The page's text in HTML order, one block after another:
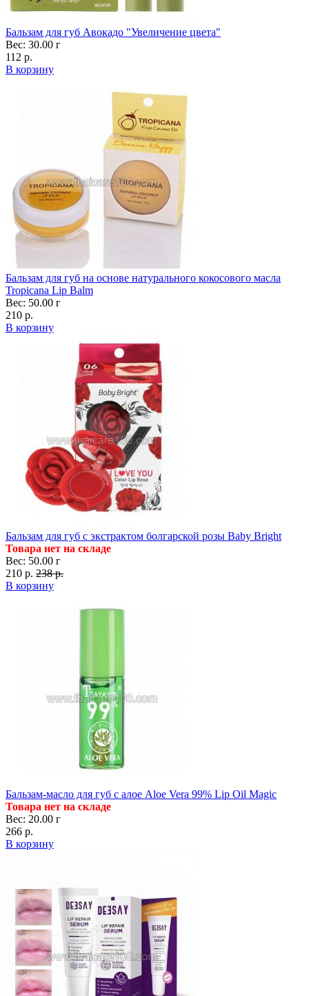
Бальзам для губ Авокадо "Увеличение цвета"
Вес: 30.00 г
112 р.
В корзину
Бальзам для губ на основе натурального кокосового масла
Tropicana Lip Balm
Вес: 50.00 г
210 р.
В корзину
Бальзам для губ с экстрактом болгарской розы Baby Bright
Товара нет на складе
Вес: 50.00 г
210 р. 238 р.
В корзину
Бальзам-масло для губ с алое Aloe Vera 99% Lip Oil Magic
Товара нет на складе
Вес: 20.00 г
266 р.
В корзину